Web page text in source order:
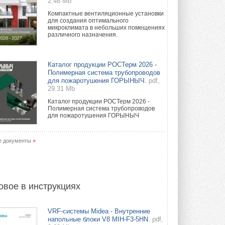
Компактные вентиляционные установки
для создания оптимального
микроклимата в небольших помещениях
различного назначения.
Каталог продукции РОСТерм 2026 -
Полимерная система трубопроводов
для пожаротушения ГОРЫНЫЧ.
pdf,
29.31 Mb
Каталог продукции РОСТерм 2026 -
Полимерная система трубопроводов
для пожаротушения ГОРЫНЫЧ
документы »
в инструкциях
VRF-системы Midea - Внутренние
напольные блоки V8 MIH-F3-5HN. pdf,